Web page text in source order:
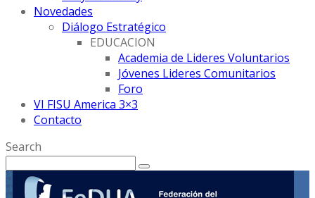
Novedades
Diálogo Estratégico
EDUCACION
Academia de Lideres Voluntarios
Jóvenes Lideres Comunitarios
Foro
VI FISU America 3×3
Contacto
Search